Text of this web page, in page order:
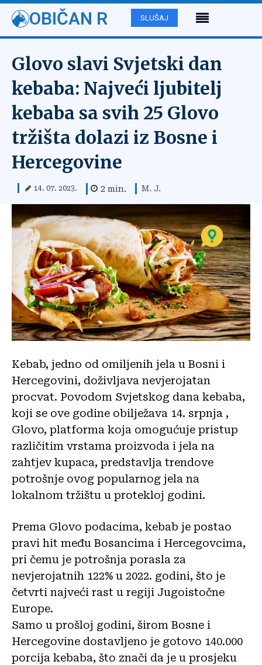
OBIČAN R SLUŠAJ
Glovo slavi Svjetski dan
kebaba: Najveći ljubitelj
kebaba sa svih 25 Glovo
tržišta dolazi iz Bosne i
Hercegovine
14. 07. 2023. 2 min. M. J.
Kebab, jedno od omiljenih jela u Bosni i
Hercegovini, doživljava nevjerojatan
procvat. Povodom Svjetskog dana kebaba,
koji se ove godine obilježava 14. srpnja ,
Glovo, platforma koja omogućuje pristup
različitim vrstama proizvoda i jela na
zahtjev kupaca, predstavlja trendove
potrošnje ovog popularnog jela na
lokalnom tržištu u protekloj godini.
Prema Glovo podacima, kebab je postao
pravi hit među Bosancima i Hercegovcima,
pri čemu je potrošnja porasla za
nevjerojatnih 122% u 2022. godini, što je
četvrti najveći rast u regiji Jugoistočne
Europe.
Samo u prošloj godini, širom Bosne i
Hercegovine dostavljeno je gotovo 140.000
porcija kebaba, što znači da je u prosjeku